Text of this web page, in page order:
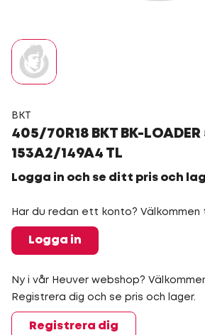
BKT
405/70R18 BKT BK-LOADER
153A2/149A4 TL
Logga in och se ditt pris och
Har du redan ett konto? Välkommen
Logga in
Ny i vår Heuver webshop?
Registrera dig och se pris och lager.
Registrera dig